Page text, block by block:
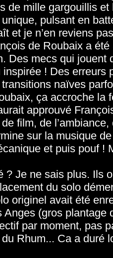
de mille gargouillis
pulsant en
et je n’en reviens
de Roubaix a
Des mecs qui jouent
! Des erreurs
naïves
ça accroche la
approuvé
film, de
sur la musique
et puis pouf !
? Je ne sais plus. Ils
du solo
originel avait été
(gros plantage
par moment, pas
Rhum... Ca a duré